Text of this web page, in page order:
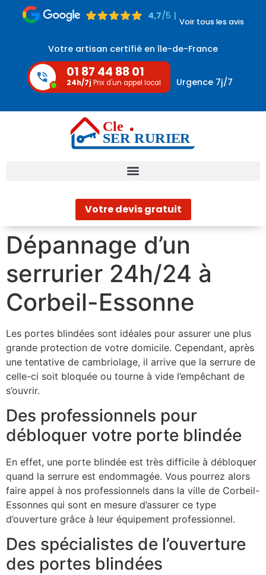
4,7/5 |
Voir tous les avis
Votre artisan certifié en île-de-France
01 87 44 88 01
24h/7j Prix d'un appel local Urgence 7j/7
Votre devis gratuit
Dépannage d’un
serrurier 24h/24 à
Corbeil-Essonne
Les portes blindées sont idéales pour assurer une plus
grande protection de votre domicile. Cependant, après
une tentative de cambriolage, il arrive que la serrure de
celle-ci soit bloquée ou tourne à vide l’empêchant de
s’ouvrir.
Des professionnels pour
débloquer votre porte blindée
En effet, une porte blindée est très difficile à débloquer
quand la serrure est endommagée. Vous pourrez alors
faire appel à nos professionnels dans la ville de Corbeil-
Essonnes qui sont en mesure d’assurer ce type
d’ouverture grâce à leur équipement professionnel.
Des spécialistes de l’ouverture
des portes blindées